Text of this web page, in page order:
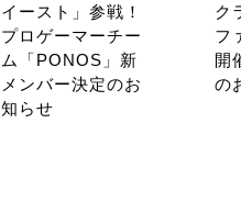
イースト」参戦！
プロゲーマーチー
ム「PONOS」新
メンバー決定のお
知らせ
ク
フ
開
の